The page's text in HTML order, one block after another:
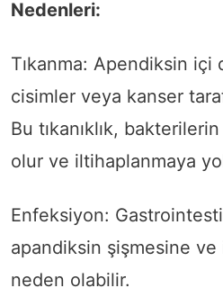
Nedenleri:
Tıkanma: Apendiksin içi
cisimler veya kanser
Bu tıkanıklık,
olur ve iltihaplanmaya
Enfeksiyon:
apandiksin şişmesine ve
neden olabilir.